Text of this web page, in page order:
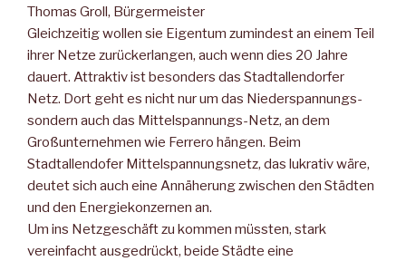
Thomas Groll, Bürgermeister
Gleichzeitig wollen sie Eigentum zumindest an einem Teil
ihrer Netze zurückerlangen, auch wenn dies 20 Jahre
dauert. Attraktiv ist besonders das Stadtallendorfer
Netz. Dort geht es nicht nur um das Niederspannungs-
sondern auch das Mittelspannungs-Netz, an dem
Großunternehmen wie Ferrero hängen. Beim
Stadtallendofer Mittelspannungsnetz, das lukrativ wäre,
deutet sich auch eine Annäherung zwischen den Städten
und den Energiekonzernen an.
Um ins Netzgeschäft zu kommen müssten, stark
vereinfacht ausgedrückt, beide Städte eine